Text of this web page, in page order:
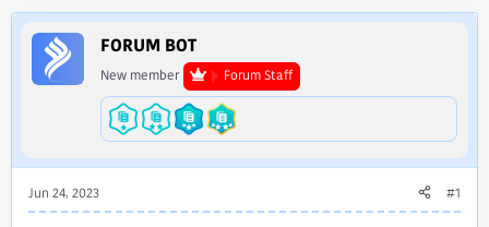
t
a
r
t
t
e
FORUM BOT
New member Forum Staff
Jun 24, 2023 #1